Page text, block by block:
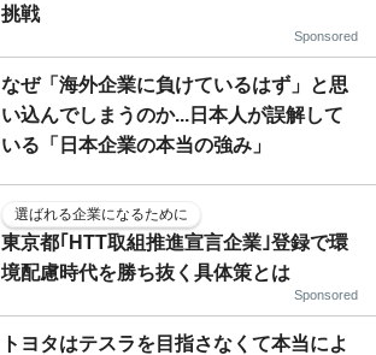
挑戦
Sponsored
なぜ「海外企業に負けているはず」と思
い込んでしまうのか...日本人が誤解して
いる「日本企業の本当の強み」
選ばれる企業になるために
東京都｢HTT取組推進宣言企業｣登録で環
境配慮時代を勝ち抜く具体策とは
Sponsored
トヨタはテスラを目指さなくて本当によ